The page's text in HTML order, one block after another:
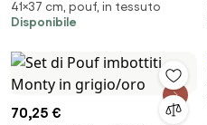
Minty Grigio / Oro
41×37 cm, pouf, in tessuto
Disponibile
70,25 €